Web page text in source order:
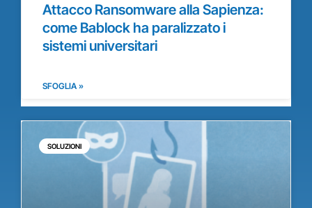
Attacco Ransomware alla Sapienza:
come Bablock ha paralizzato i
sistemi universitari
SFOGLIA »
SOLUZIONI